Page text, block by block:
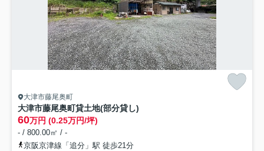
大津市藤尾奥町
大津市藤尾奥町貸土地(部分貸し)
60万円 (0.25万円/坪)
- / 800.00㎡ / -
京阪京津線「追分」駅 徒歩21分